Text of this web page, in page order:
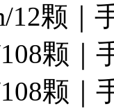
12颗｜
颗｜
颗｜